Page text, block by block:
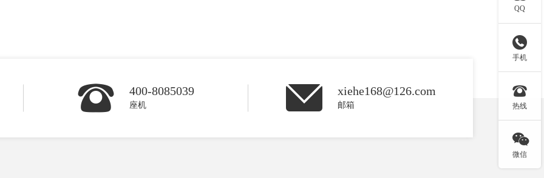
400-8085039
座机
xiehe168@126.com
邮箱
QQ

手机

热线

微信